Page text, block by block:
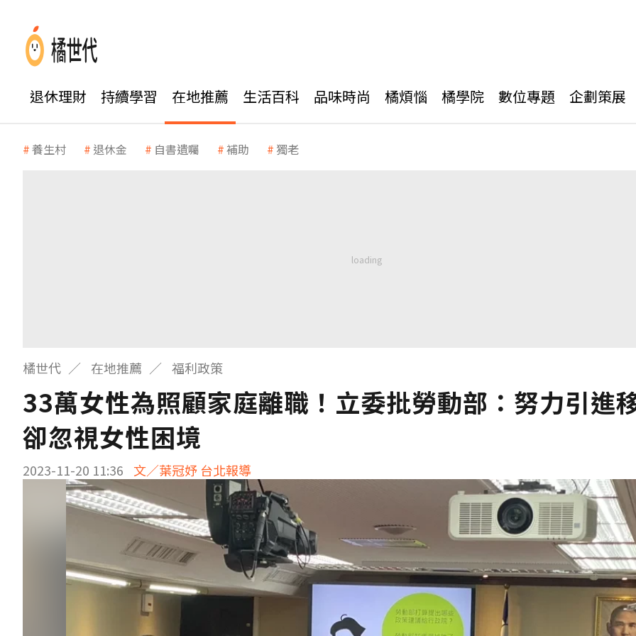
退休理財 持續學習 在地推薦 生活百科 品味時尚 橘煩惱 橘學院 數位專題 企劃策展
養生村 退休金 自書遺囑 補助 獨老
橘世代 在地推薦 福利政策
33萬女性為照顧家庭離職！立委批勞動部：努力引進
卻忽視女性困境
2023-11-20 11:36 文／葉冠妤 台北報導